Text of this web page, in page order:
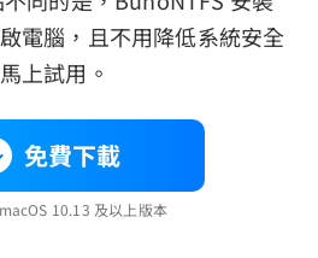
電腦，且不用降低系統安全
上試用。
免費下載
10.13 及以上版本